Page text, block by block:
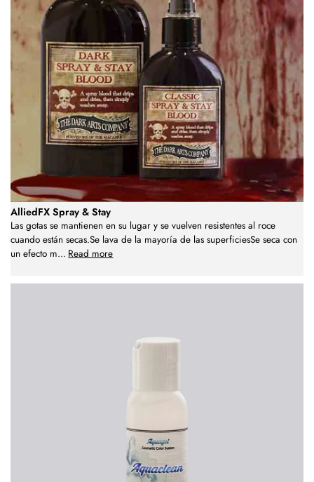
AlliedFX Spray & Stay
Las gotas se mantienen en su lugar y se vuelven resistentes al roce
cuando están secas.Se lava de la mayoría de las superficiesSe seca con
un efecto m... Read more